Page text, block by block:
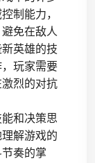
制能力，
免在敌人
英雄的技
玩家需要
烈的对抗
和决策思
解游戏的
奏的掌